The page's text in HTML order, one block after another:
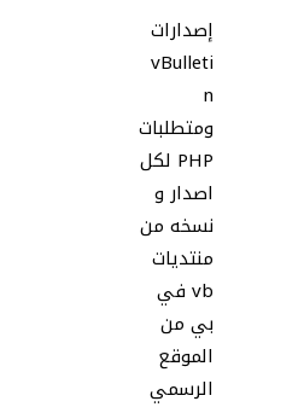
إصدارات
vBulleti
n
ومتطلبات
PHP لكل
اصدار و
نسخه من
منتديات
vb في
بي من
الموقع
الرسمي